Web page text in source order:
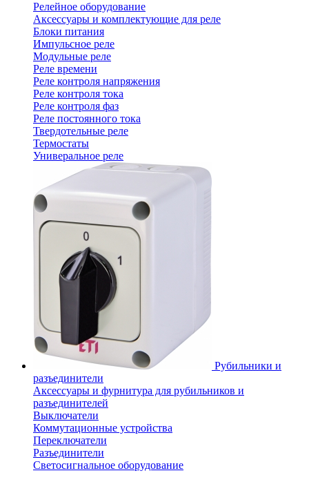
Релейное оборудование
Аксессуары и комплектующие для реле
Блоки питания
Импульсное реле
Модульные реле
Реле времени
Реле контроля напряжения
Реле контроля тока
Реле контроля фаз
Реле постоянного тока
Твердотельные реле
Термостаты
Универальное реле
Рубильники и
разъединители
Аксессуары и фурнитура для рубильников и
разъединителей
Выключатели
Коммутационные устройства
Переключатели
Разъединители
Светосигнальное оборудование